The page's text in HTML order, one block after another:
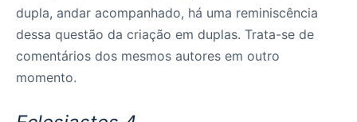
dupla, andar acompanhado, há uma reminiscência
dessa questão da criação em duplas. Trata-se de
comentários dos mesmos autores em outro
momento.